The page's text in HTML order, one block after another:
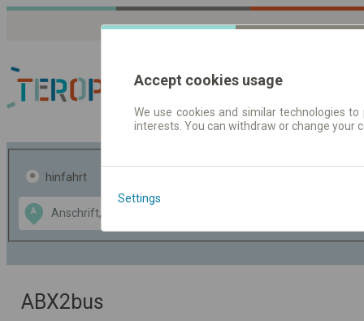
Fahrplandaten |
hinfahrt
A
Data CC-BY-SA
OpenStreetMap
GeoLite data by
ABX2bus
Accept cookies usage
We use cookies and similar technologies
interests. You can withdraw or change
Settings